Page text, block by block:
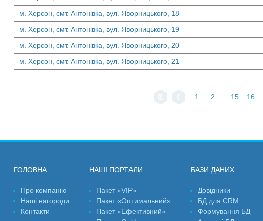
м. Херсон, смт. Антонівка, вул. Яворницького, 18
м. Херсон, смт. Антонівка, вул. Яворницького, 19
м. Херсон, смт. Антонівка, вул. Яворницького, 20
м. Херсон, смт. Антонівка, вул. Яворницького, 21
1 2 15 16
ГОЛОВНА
Про компанію
Наші нагороди
Контакти
НАШІ ПОРТАЛИ
Пакет «VIP»
Пакет «Оптимальний»
Пакет «Ефективний»
БАЗИ ДАНИХ
Довідники
БД для CRM
Формування БД